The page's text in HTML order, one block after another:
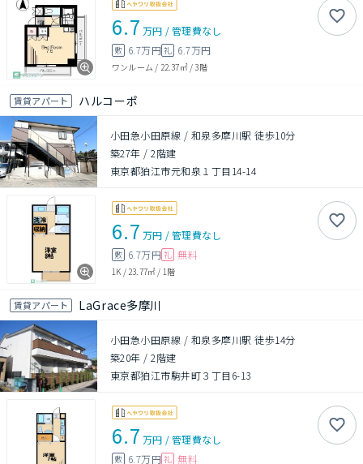
6.7 万円 /管理費なし
敷 6.7万円礼 6.7万円
ワンルーム / 22.37㎡/3階
賃貸アパート ハルコーポ
小田急小田原線 / 和泉多摩川駅 徒歩10分
築27年 /2階建
東京都狛江市元和泉１丁目14-14
6.7 万円 /管理費なし
敷 6.7万円 礼 無料
1K /23.77㎡ / 1階
賃貸アパート LaGrace多摩川
小田急小田原線 / 和泉多摩川駅 徒歩14分
築20年 /2階建
東京都狛江市駒井町３丁目6-13
6.7 万円 /管理費なし
敷 6.7万円 礼 無料